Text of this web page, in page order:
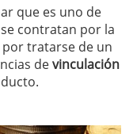
que es uno de
contratan por la
tratarse de un
devinculación